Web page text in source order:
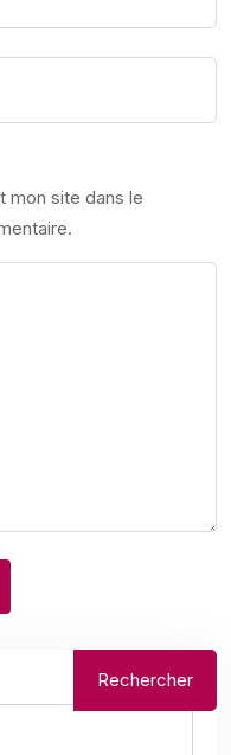
mon site dans le
Rechercher